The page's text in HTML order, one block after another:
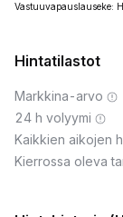
Vastuuvapauslauseke:
Hintatilastot
Markkina-arvo
24 h volyymi
Kaikkien aikojen
Kierrossa oleva